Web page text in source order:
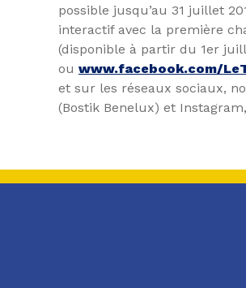
possible jusqu’au 31 juillet
interactif avec la première
(disponible à partir du 1er
ou www.facebook.com/
et sur les réseaux sociaux,
(Bostik Benelux) et Instagram,